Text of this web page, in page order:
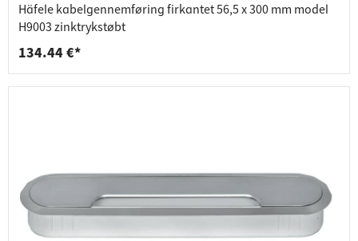
Häfele kabelgennemføring firkantet 56,5 x 300 mm model
H9003 zinktrykstøbt
134.44 €*